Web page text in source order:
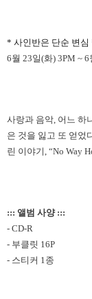
* 사인반은 단순 변심
6월 23일(화) 3PM ~
사랑과 음악 어느 하
은 것을 잃고 또 얻었
린 이야기 , “No Way
::: 앨범 사양 :::
- CD-R
- 부클릿 16P
- 스티커 1종